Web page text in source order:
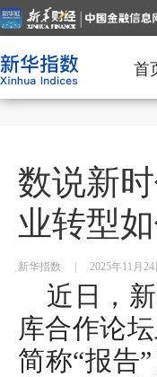
首
数说新
业转型
新华指数 2025年11月24
近日，
库合作论
简称“报告